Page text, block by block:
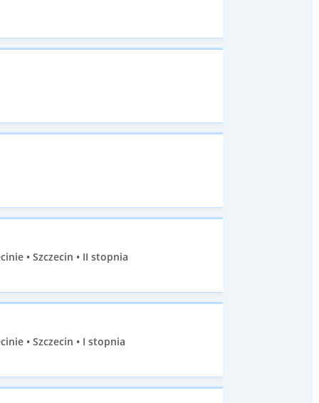
• Szczecin • II stopnia
• Szczecin • I stopnia